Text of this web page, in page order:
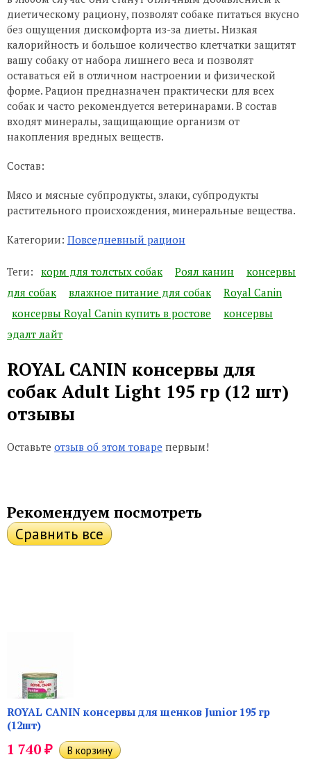
диетическому рациону, позволят собаке питаться вкусно
без ощущения дискомфорта из-за диеты. Низкая
калорийность и большое количество клетчатки защитят
вашу собаку от набора лишнего веса и позволят
оставаться ей в отличном настроении и физической
форме. Рацион предназначен практически для всех
собак и часто рекомендуется ветеринарами. В состав
входят минералы, защищающие организм от
накопления вредных веществ.
Состав:
Мясо и мясные субпродукты, злаки, субпродукты
растительного происхождения, минеральные вещества.
Категории: Повседневный рацион
Теги: корм для толстых собак Роял канин
консервы
для собак
влажное питание для собак
Royal Canin
консервы Royal Canin купить в ростове
консервы
эдалт лайт
ROYAL CANIN консервы для
собак Adult Light 195 гр (12 шт)
отзывы
Оставьте отзыв об этом товаре первым!
Рекомендуем посмотреть
ROYAL CANIN консервы для щенков Junior 195 гр
(12шт)
1 740₽